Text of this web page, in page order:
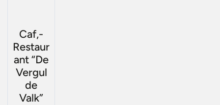
Caf‚-
Restaur
ant “De
Vergul
de
Valk”